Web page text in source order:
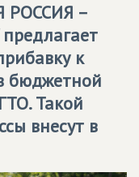
РОССИЯ –
к
бюджетной
Такой
внесут в